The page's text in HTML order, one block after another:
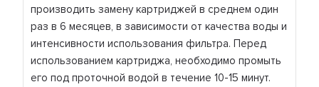
производить замену картриджей в среднем один
раз в 6 месяцев, в зависимости от качества воды и
интенсивности использования фильтра. Перед
использованием картриджа, необходимо промыть
его под проточной водой в течение 10-15 минут.